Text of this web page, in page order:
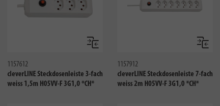
Vergleichen
1157612
cleverLINE Steckdosenleiste 3-fach
weiss 1,5m H05VV-F 3G1,0 *CH*
1157912
cleverLINE Steckdosenleiste 7-fach
weiss 2m H05VV-F 3G1,0 *CH*